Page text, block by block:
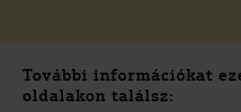
További információkat
oldalakon találsz: